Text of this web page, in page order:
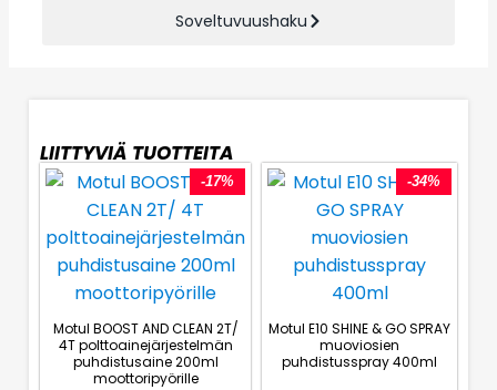
Soveltuvuushaku
LIITTYVIÄ TUOTTEITA
-17%
Motul BOOST AND CLEAN 2T/
4T polttoainejärjestelmän
puhdistusaine 200ml
moottoripyörille
-34%
Motul E10 SHINE & GO SPRAY
muoviosien
puhdistusspray 400ml